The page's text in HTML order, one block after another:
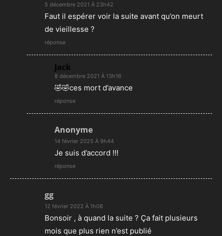
5 décembre 2021 À 23h42
Faut il espérer voir la suite avant qu’on meurt
de vieillesse ?
réponse
Jack
8 décembre 2021 À 13h16
🤣🤣ces mort d’avance
réponse
Anonyme
14 février 2025 À 9h44
Je suis d’accord !!!
réponse
gg
12 février 2022 À 1h08
Bonsoir , à quand la suite ? Ça fait plusieurs
mois que plus rien n’est publié